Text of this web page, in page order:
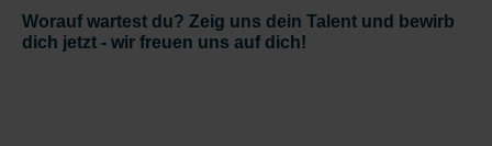
Worauf wartest du? Zeig uns dein Talent und bewirb
dich jetzt - wir freuen uns auf dich!